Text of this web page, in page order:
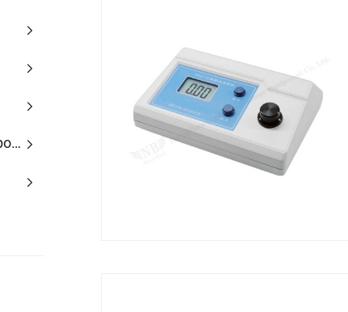
Инструменты физического тестирования